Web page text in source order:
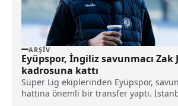
ARŞIV
Eyüpspor, İngiliz savunmacı Zak
kadrosuna kattı
Süper Lig ekiplerinden Eyüpspor,
hattına önemli bir transfer yaptı.